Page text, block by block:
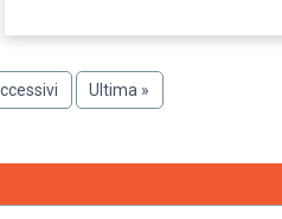
Ultima
pagina
Ultima »